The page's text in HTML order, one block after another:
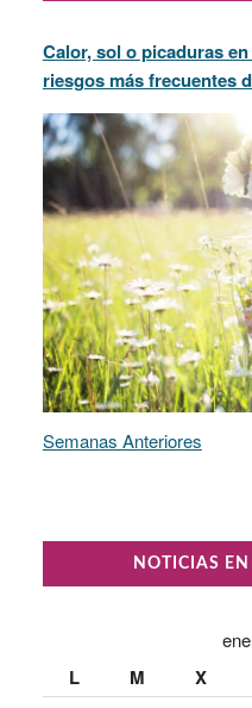
Calor, sol o picaduras
riesgos más frecuentes
Semanas Anteriores
NOTICIAS
L M X